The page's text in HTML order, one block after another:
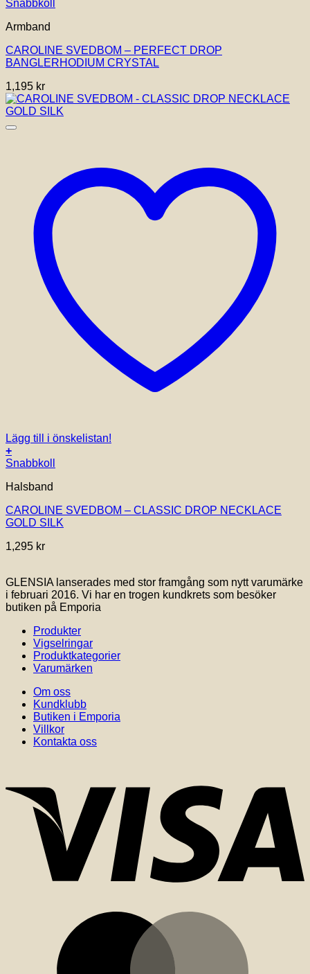
Snabbkoll
Armband
CAROLINE SVEDBOM – PERFECT DROP
BANGLERHODIUM CRYSTAL
1,195 kr
Lägg till i önskelistan!
+
Snabbkoll
Halsband
CAROLINE SVEDBOM – CLASSIC DROP NECKLACE
GOLD SILK
1,295 kr
GLENSIA lanserades med stor framgång som nytt varumärke
i februari 2016. Vi har en trogen kundkrets som besöker
butiken på Emporia
Produkter
Vigselringar
Produktkategorier
Varumärken
Om oss
Kundklubb
Butiken i Emporia
Villkor
Kontakta oss